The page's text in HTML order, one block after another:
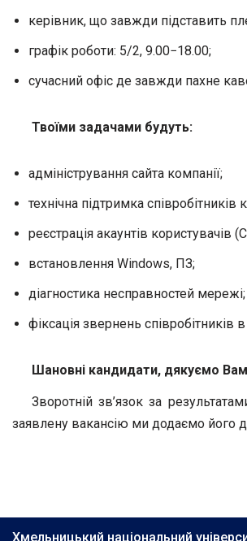
керівник, що завжди підставить
графік роботи: 5/2, 9.00−18.00;
сучасний офіс де завжди пахне
Твоїми задачами будуть:
адміністрування сайта компанії;
технічна підтримка співробітників
реєстрація акаунтів користувачів
встановлення Windows, ПЗ;
діагностика несправностей мережі;
фіксація звернень співробітників
Шановні кандидати, дякуємо
Зворотній зв’язок за
заявлену вакансію ми додаємо його
Хмельницький національний